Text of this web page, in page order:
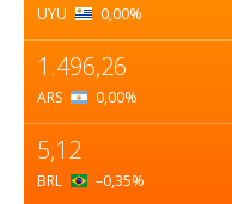
UYU 0,00%
1.496,26
ARS 0,00%
5,12
BRL –0,35%